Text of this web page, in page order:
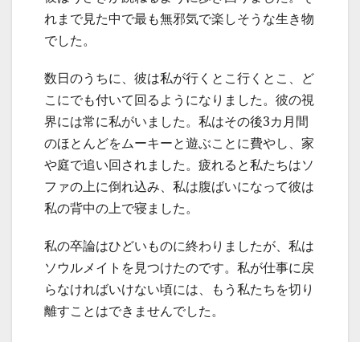
れまで見た中で最も無邪気で楽しそうな生き物
でした。
数日のうちに、彼は私が行くとこ行くとこ、ど
こにでも付いて回るようになりました。彼の視
界には常に私がいました。私はその後3カ月間
のほとんどをムーキーと遊ぶことに費やし、家
や庭で追い回されました。疲れると私たちはソ
ファの上に倒れ込み、私は腹ばいになって彼は
私の背中の上で寝ました。
私の卒論はひどいものに終わりましたが、私は
ソウルメイトを見つけたのです。私が仕事に戻
らなければいけない頃には、もう私たちを切り
離すことはできませんでした。